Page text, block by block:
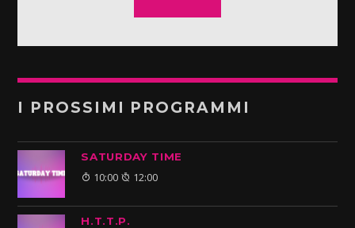
I PROSSIMI PROGRAMMI
SATURDAY TIME
10:00 12:00
H.T.T.P.